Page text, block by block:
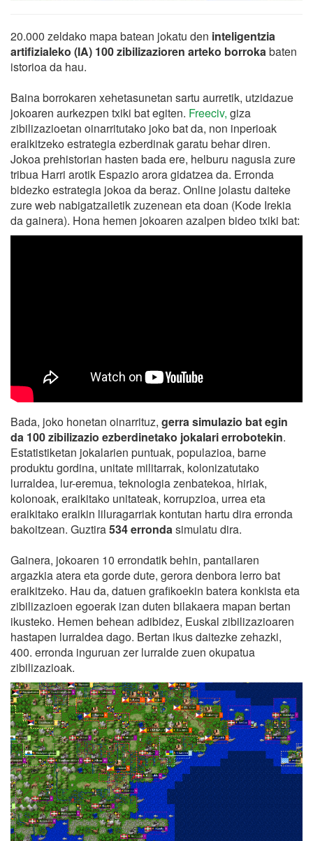
20.000 zeldako mapa batean jokatu den inteligentzia
artifizialeko (IA) 100 zibilizazioren arteko borrokabaten
istorioa da hau.
Baina borrokaren xehetasunetan sartu aurretik, utzidazue
jokoaren aurkezpen txiki bat egiten. Freeciv, giza
zibilizazioetan oinarritutako joko bat da, non inperioak
eraikitzeko estrategia ezberdinak garatu behar diren.
Jokoa prehistorian hasten bada ere, helburu nagusia zure
tribua Harri arotik Espazio arora gidatzea da. Erronda
bidezko estrategia jokoa da beraz. Online jolastu daiteke
zure web nabigatzailetik zuzenean eta doan (Kode Irekia
da gainera). Hona hemen jokoaren azalpen bideo txiki bat:
Bada, joko honetan oinarrituz, gerra simulazio bat egin
da 100 zibilizazio ezberdinetako jokalari errobotekin.
Estatistiketan jokalarien puntuak, populazioa, barne
produktu gordina, unitate militarrak, kolonizatutako
lurraldea, lur-eremua, teknologia zenbatekoa, hiriak,
kolonoak, eraikitako unitateak, korrupzioa, urrea eta
eraikitako eraikin liluragarriak kontutan hartu dira erronda
bakoitzean. Guztira534 errondasimulatu dira.
Gainera, jokoaren 10 errondatik behin, pantailaren
argazkia atera eta gorde dute, gerora denbora lerro bat
eraikitzeko. Hau da, datuen grafikoekin batera konkista eta
zibilizazioen egoerak izan duten bilakaera mapan bertan
ikusteko. Hemen behean adibidez, Euskal zibilizazioaren
hastapen lurraldea dago. Bertan ikus daitezke zehazki,
400. erronda inguruan zer lurralde zuen okupatua
zibilizazioak.